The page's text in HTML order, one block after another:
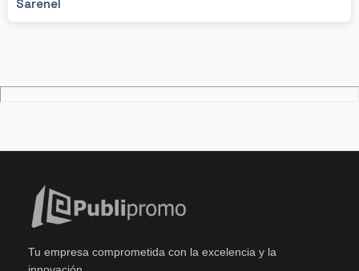
Sarenel
Tu empresa comprometida con la excelencia y la